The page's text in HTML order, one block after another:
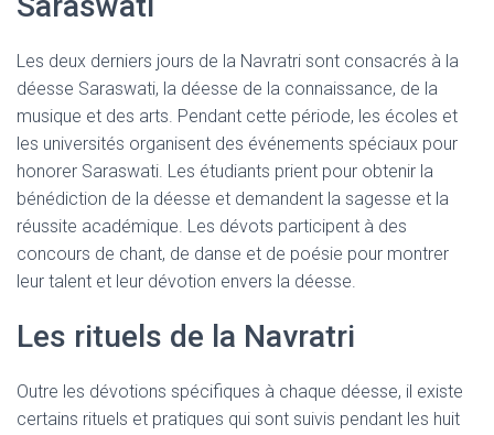
Les deux derniers jours de la Navratri sont consacrés à la
déesse Saraswati, la déesse de la connaissance, de la
musique et des arts. Pendant cette période, les écoles et
les universités organisent des événements spéciaux pour
honorer Saraswati. Les étudiants prient pour obtenir la
bénédiction de la déesse et demandent la sagesse et la
réussite académique. Les dévots participent à des
concours de chant, de danse et de poésie pour montrer
leur talent et leur dévotion envers la déesse.
Les rituels de la Navratri
Outre les dévotions spécifiques à chaque déesse, il existe
certains rituels et pratiques qui sont suivis pendant les huit